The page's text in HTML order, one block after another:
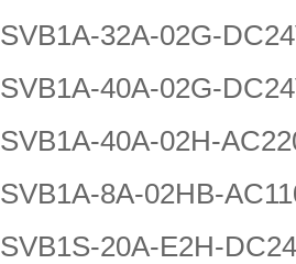
SVB1A-32A-02G-
SVB1A-40A-02G-
SVB1A-40A-02H-
SVB1A-8A-02HB-
SVB1S-20A-E2H-